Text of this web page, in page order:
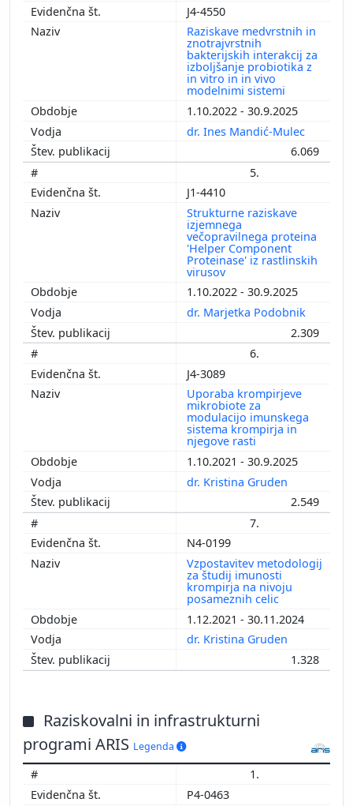
J4-4550
Raziskave medvrstnih in
znotrajvrstnih
bakterijskih interakcij za
izboljšanje probiotika z
in vitro in in vivo
modelnimi sistemi
1.10.2022 - 30.9.2025
dr. Ines Mandić-Mulec
6.069
5.
J1-4410
Strukturne raziskave
izjemnega
večopravilnega proteina
'Helper Component
Proteinase' iz rastlinskih
virusov
1.10.2022 - 30.9.2025
dr. Marjetka Podobnik
2.309
6.
J4-3089
Uporaba krompirjeve
mikrobiote za
modulacijo imunskega
sistema krompirja in
njegove rasti
1.10.2021 - 30.9.2025
dr. Kristina Gruden
2.549
7.
N4-0199
Vzpostavitev metodologij
za študij imunosti
krompirja na nivoju
posameznih celic
1.12.2021 - 30.11.2024
dr. Kristina Gruden
1.328
Raziskovalni in infrastrukturni
programi ARIS Legenda
1.
P4-0463